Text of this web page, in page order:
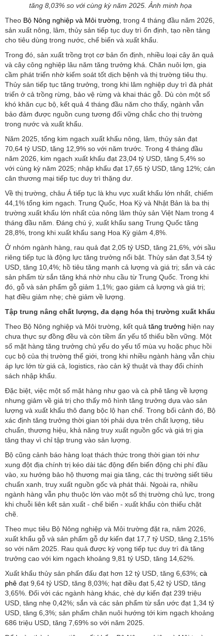
tăng 8,03% so với cùng kỳ năm 2025. Ảnh minh họa
Theo Bộ Nông nghiệp và Môi trường , trong 4 tháng đầu năm 2026,
sản xuất nông, lâm, thủy sản tiếp tục duy trì ổn định, tạo nền tảng
cho tiêu dùng trong nước, chế biến và xuất khẩu.
Trong đó, sản xuất trồng trọt cơ bản ổn định, nhiều loại cây ăn quả
và cây công nghiệp lâu năm tăng trưởng khá. Chăn nuôi lợn, gia
cầm phát triển nhờ kiểm soát tốt dịch bệnh và thị trường tiêu thụ.
Thủy sản tiếp tục tăng trưởng, trong khi lâm nghiệp duy trì đà phát
triển ở cả trồng rừng, bảo vệ rừng và khai thác gỗ. Dù còn một số
khó khăn cục bộ, kết quả 4 tháng đầu năm cho thấy, ngành vẫn
bảo đảm được nguồn cung tương đối vững chắc cho thị trường
trong nước và xuất khẩu.
Năm 2025, tổng kim ngạch xuất khẩu nông, lâm, thủy sản đạt
70,64 tỷ USD, tăng 12,9% so với năm trước. Trong 4 tháng đầu
năm 2026, kim ngạch xuất khẩu đạt 23,04 tỷ USD, tăng 5,4% so
với cùng kỳ năm 2025; nhập khẩu đạt 17,65 tỷ USD, tăng 12%; cán
cân thương mại tiếp tục duy trì thặng dư.
Về thị trường, châu Á tiếp tục là khu vực xuất khẩu lớn nhất, chiếm
44,1% tổng kim ngạch. Trung Quốc, Hoa Kỳ và Nhật Bản là ba thị
trường xuất khẩu lớn nhất của nông lâm thủy sản Việt Nam trong 4
tháng đầu năm. Đáng chú ý, xuất khẩu sang Trung Quốc tăng
28,8%, trong khi xuất khẩu sang Hoa Kỳ giảm 4,8%.
Ở nhóm ngành hàng, rau quả đạt 2,05 tỷ USD, tăng 21,6%, với sầu
riêng tiếp tục là động lực tăng trưởng nổi bật. Thủy sản đạt 3,54 tỷ
USD, tăng 10,4%; hồ tiêu tăng mạnh cả lượng và giá trị; sắn và các
sản phẩm từ sắn tăng khá nhờ nhu cầu từ Trung Quốc. Trong khi
đó, gỗ và sản phẩm gỗ giảm 1,1%; gạo giảm cả lượng và giá trị;
hạt điều giảm nhẹ; chè giảm về lượng.
Tập trung nâng chất lượng, đa dạng hóa thị trường xuất khẩu
Theo Bộ Nông nghiệp và Môi trường, kết quả tăng trưởng hiện nay
chưa thực sự đồng đều và còn tiềm ẩn yếu tố thiếu bền vững. Một
số mặt hàng tăng trưởng chủ yếu do yếu tố mùa vụ hoặc phục hồi
cục bộ của thị trường thế giới, trong khi nhiều ngành hàng vẫn chịu
áp lực lớn từ giá cả, logistics, rào cản kỹ thuật và thay đổi chính
sách nhập khẩu.
Đặc biệt, việc một số mặt hàng như gạo và cà phê tăng về lượng
nhưng giảm về giá trị cho thấy mô hình tăng trưởng dựa vào sản
lượng và xuất khẩu thô đang bộc lộ hạn chế. Trong bối cảnh đó, Bộ
xác định tăng trưởng thời gian tới phải dựa trên chất lượng, tiêu
chuẩn, thương hiệu, khả năng truy xuất nguồn gốc và giá trị gia
tăng thay vì chỉ tập trung vào sản lượng.
Bộ cũng cảnh báo hàng loạt thách thức trong thời gian tới như
xung đột địa chính trị kéo dài tác động đến biến động chi phí đầu
vào, xu hướng bảo hộ thương mại gia tăng, các thị trường siết tiêu
chuẩn xanh, truy xuất nguồn gốc và phát thải. Ngoài ra, nhiều
ngành hàng vẫn phụ thuộc lớn vào một số thị trường chủ lực, trong
khi chuỗi liên kết sản xuất - chế biến - xuất khẩu còn thiếu chặt
chẽ.
Theo mục tiêu Bộ Nông nghiệp và Môi trường đặt ra, năm 2026,
xuất khẩu gỗ và sản phẩm gỗ dự kiến đạt 17,7 tỷ USD, tăng 2,15%
so với năm 2025. Rau quả được kỳ vọng tiếp tục duy trì đà tăng
trưởng cao với kim ngạch khoảng 9,81 tỷ USD, tăng 14,62%.
Xuất khẩu thủy sản phấn đấu đạt hơn 12 tỷ USD, tăng 6,63%; cà
phê đạt 9,64 tỷ USD, tăng 8,03%; hạt điều đạt 5,42 tỷ USD, tăng
3,65%. Đối với các ngành hàng khác, chè dự kiến đạt 239 triệu
USD, tăng nhẹ 0,42%; sắn và các sản phẩm từ sắn ước đạt 1,34 tỷ
USD, tăng 6,3%; sản phẩm chăn nuôi hướng tới kim ngạch khoảng
686 triệu USD, tăng 7,69% so với năm 2025.